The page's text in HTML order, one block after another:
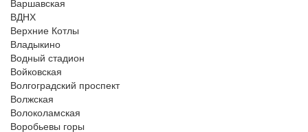
ВДНХ
Верхние Котлы
Владыкино
Водный стадион
Войковская
Волгоградский проспект
Волжская
Волоколамская
Воробьевы горы